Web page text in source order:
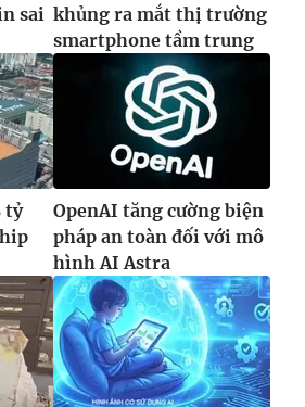
sai khủng ra mắt thị trường
smartphone tầm trung
tỷ
OpenAI tăng cường biện
pháp an toàn đối với mô
hình AI Astra